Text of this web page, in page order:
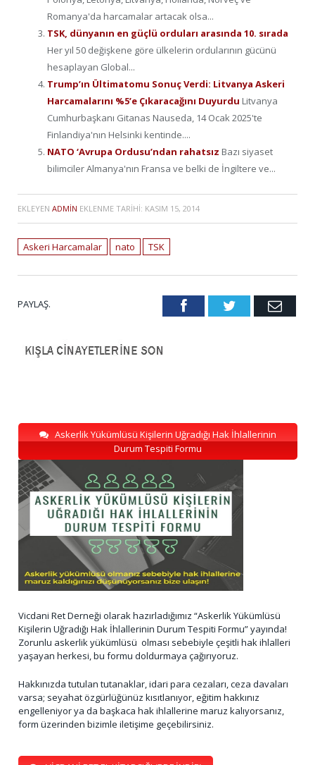
Romanya'da harcamalar artacak olsa...
TSK, dünyanın en güçlü orduları arasında 10. sırada
Her yıl 50 değişkene göre ülkelerin ordularının gücünü
hesaplayan Global...
Trump’ın Ültimatomu Sonuç Verdi: Litvanya Askeri
Harcamalarını %5’e Çıkaracağını Duyurdu Litvanya
Cumhurbaşkanı Gitanas Nauseda, 14 Ocak 2025'te
Finlandiya'nın Helsinki kentinde....
NATO ‘Avrupa Ordusu’ndan rahatsız Bazı siyaset
bilimciler Almanya'nın Fransa ve belki de İngiltere ve...
EKLEYEN ADMIN EKLENME TARIHI: KASIM 15, 2014
Askeri Harcamalar nato TSK
PAYLAŞ. FacebookTwitter Email
Askerlik Yükümlüsü Kişilerin Uğradığı Hak İhlallerinin
Durum Tespiti Formu
Vicdani Ret Derneği olarak hazırladığımız “Askerlik Yükümlüsü
Kişilerin Uğradığı Hak İhlallerinin Durum Tespiti Formu” yayında!
Zorunlu askerlik yükümlüsü olması sebebiyle çeşitli hak ihlalleri
yaşayan herkesi, bu formu doldurmaya çağırıyoruz.
Hakkınızda tutulan tutanaklar, idari para cezaları, ceza davaları
varsa; seyahat özgürlüğünüz kısıtlanıyor, eğitim hakkınız
engelleniyor ya da başkaca hak ihlallerine maruz kalıyorsanız,
form üzerinden bizimle iletişime geçebilirsiniz.